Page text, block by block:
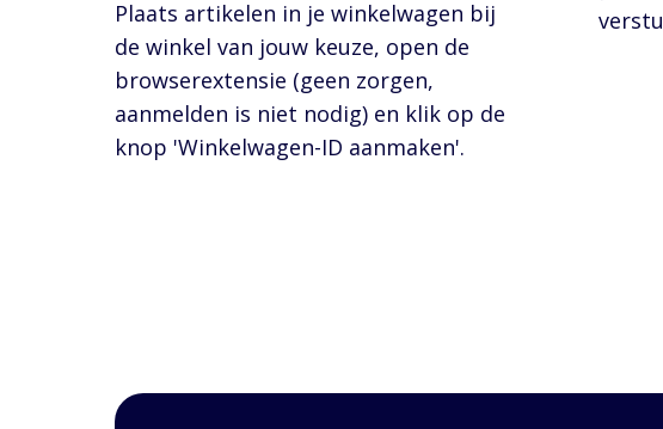
Plaats artikelen in je winkelwagen bij
de winkel van jouw keuze, open de
browserextensie (geen zorgen,
aanmelden is niet nodig) en klik op de
knop 'Winkelwagen-ID aanmaken'.